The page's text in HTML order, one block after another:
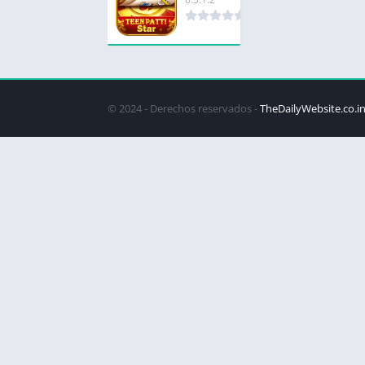
© 2024 - Derechos reservados -TheDailyWebsite.co.in